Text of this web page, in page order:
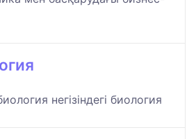
негізіндегі биология